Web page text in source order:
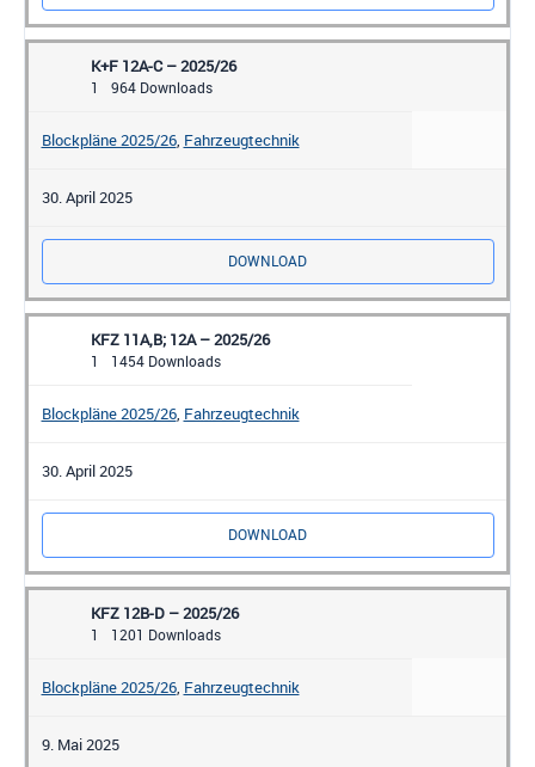
K+F 12A-C – 2025/26
1 964 Downloads
Blockpläne 2025/26, Fahrzeugtechnik
30. April 2025
DOWNLOAD
KFZ 11A,B; 12A – 2025/26
1 1454 Downloads
Blockpläne 2025/26, Fahrzeugtechnik
30. April 2025
DOWNLOAD
KFZ 12B-D – 2025/26
1 1201 Downloads
Blockpläne 2025/26, Fahrzeugtechnik
9. Mai 2025